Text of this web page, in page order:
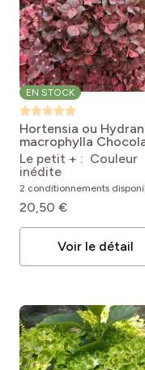
EN STOCK
Hortensia ou
macrophylla
EVER BELLES®
Hokomachoko
Hydrangea
Chocolate EVER
'Hokomachoko'
Le petit + : Couleur
inédite
2 conditionnements
20,50 €
Voir le détail